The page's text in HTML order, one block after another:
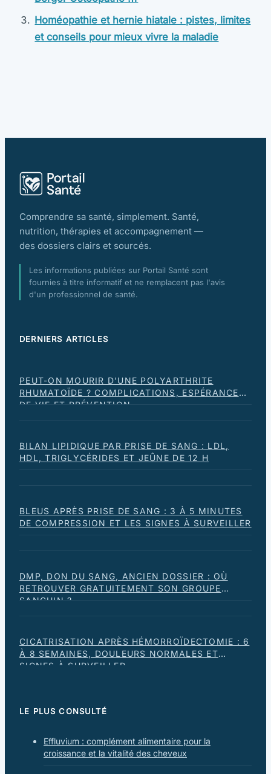
Homéopathie et hernie hiatale : pistes, limites
et conseils pour mieux vivre la maladie
Comprendre sa santé, simplement. Santé,
nutrition, thérapies et accompagnement —
des dossiers clairs et sourcés.
Les informations publiées sur Portail Santé sont
fournies à titre informatif et ne remplacent pas l'avis
d'un professionnel de santé.
DERNIERS ARTICLES
PEUT-ON MOURIR D’UNE POLYARTHRITE
RHUMATOÏDE ? COMPLICATIONS, ESPÉRANCE
DE VIE ET PRÉVENTION
BILAN LIPIDIQUE PAR PRISE DE SANG : LDL,
HDL, TRIGLYCÉRIDES ET JEÛNE DE 12 H
BLEUS APRÈS PRISE DE SANG : 3 À 5 MINUTES
DE COMPRESSION ET LES SIGNES À SURVEILLER
DMP, DON DU SANG, ANCIEN DOSSIER : OÙ
RETROUVER GRATUITEMENT SON GROUPE
SANGUIN ?
CICATRISATION APRÈS HÉMORROÏDECTOMIE : 6
À 8 SEMAINES, DOULEURS NORMALES ET
SIGNES À SURVEILLER
LE PLUS CONSULTÉ
Effluvium : complément alimentaire pour la
croissance et la vitalité des cheveux